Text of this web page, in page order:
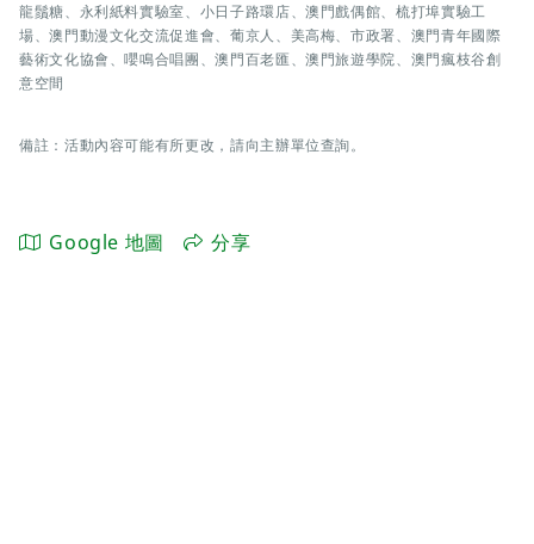
龍鬚糖、永利紙料實驗室、小日子路環店、澳門戲偶館、梳打埠實驗工
場、澳門動漫文化交流促進會、葡京人、美高梅、市政署、澳門青年國際
藝術文化協會、嚶鳴合唱團、澳門百老匯、澳門旅遊學院、澳門瘋枝谷創
意空間
備註：活動內容可能有所更改，請向主辦單位查詢。
Google 地圖 分享